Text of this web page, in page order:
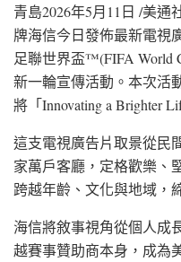
青島2026年5月11日 /美通
牌海信今日發佈最新電視
足聯世界盃™(FIFA World
新一輪宣傳活動。本次活
將「Innovating a Brighter
這支電視廣告片取景從民
家萬戶客廳，定格歡樂、
跨越年齡、文化與地域，
海信將敘事視角從個人成
越賽事贊助商本身，成為